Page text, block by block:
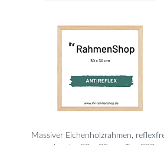
Massiver Eichenholzrahmen,